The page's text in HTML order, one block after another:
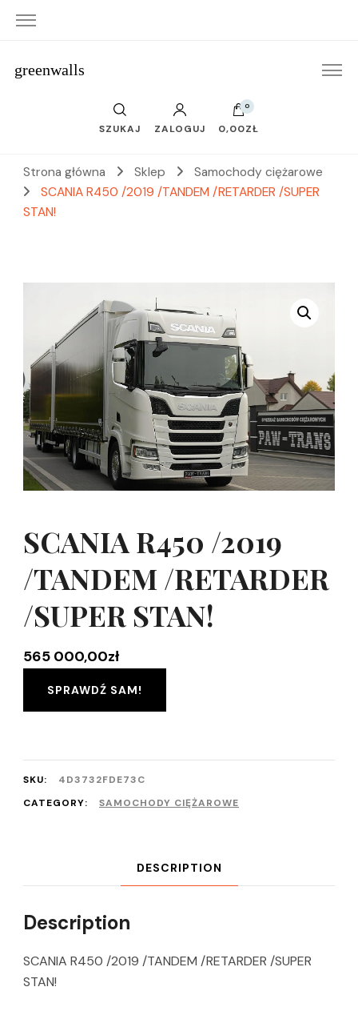
greenwalls
SZUKAJ ZALOGUJ
0
0,00ZŁ
Strona główna Sklep
Samochody ciężarowe
SCANIA R450 /2019 /TANDEM /RETARDER /SUPER
STAN!
SCANIA R450 /2019
/TANDEM /RETARDER
/SUPER STAN!
565 000,00zł
SPRAWDŹ SAM!
SKU:
4D3732FDE73C
CATEGORY:
SAMOCHODY CIĘŻAROWE
DESCRIPTION
Description
SCANIA R450 /2019 /TANDEM /RETARDER /SUPER
STAN!